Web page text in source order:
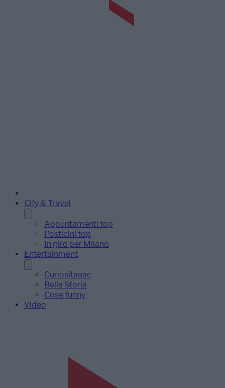
City & Travel
Appuntamenti top
Posticini top
In giro per Milano
Entertainment
Curiositaaac
Bella Storia
Cose funny
Video